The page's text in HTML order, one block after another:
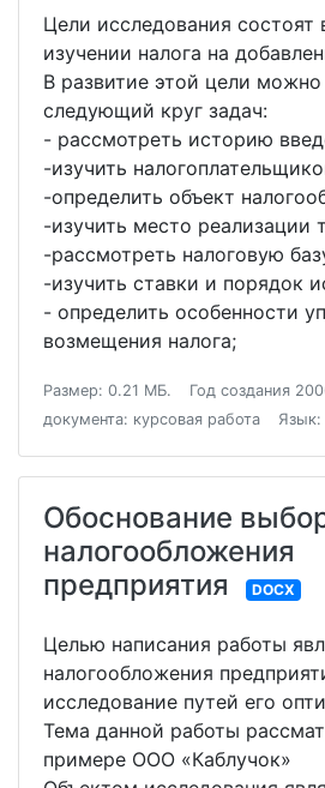
Цели исследования состоят
изучении налога на
В развитие этой цели
следующий круг задач:
- рассмотреть историю
-изучить
-определить объект
-изучить место реализации
-рассмотреть налоговую
-изучить ставки и порядок
- определить особенности
возмещения налога;
Размер: 0.21 МБ. Год создания
документа: курсовая работа
Язык:
Обоснование
налогообложения
предприятия
DOCX
Целью написания работы
налогообложения
исследование путей его
Тема данной работы
примере ООО «Каблучок»